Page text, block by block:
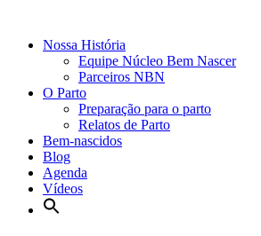
Nossa História
Equipe Núcleo Bem Nascer
Parceiros NBN
O Parto
Preparação para o parto
Relatos de Parto
Bem-nascidos
Blog
Agenda
Vídeos